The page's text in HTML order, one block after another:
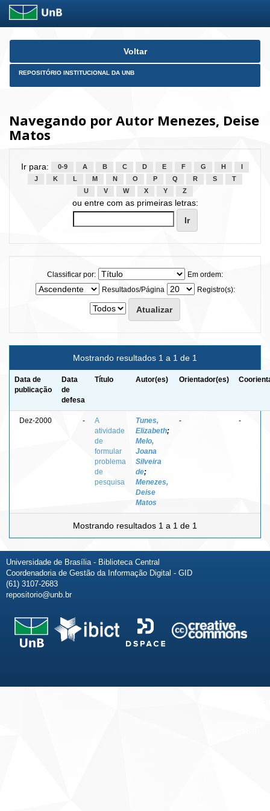
Skip
Voltar
REPOSITÓRIO INSTITUCIONAL DA UNB
Navegando por Autor Menezes, Deise
Matos
Ir para: 0-9 A B C D E F G H
J
K L M N O P Q R S
T
U
V W X Y Z
ou entre com as primeiras letras:
Classificar por:
Em ordem:
Resultados/Página
Registro(s):
Mostrando resultados 1 a 1 de 1
Data de
publicação
Data
de
defesa
Título Autor(es) Orientador(es)
Dez-2000 -
A
atividade
de
formular
problema
de
pesquisa
Tunes,
Elizabeth;
Melo,
Joana
Silveira
de;
Menezes,
Deise
Matos
- -
Mostrando resultados 1 a 1 de 1
Universidade de Brasília - Biblioteca Central
Coordenadoria de Gestão da Informação Digital - GID
(61) 3107-2683
repositorio@unb.br